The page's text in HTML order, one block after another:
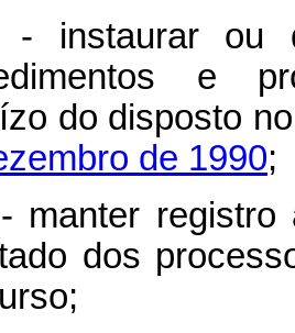
- instaurar ou
e
do disposto
de 1990;
manter registro
dos